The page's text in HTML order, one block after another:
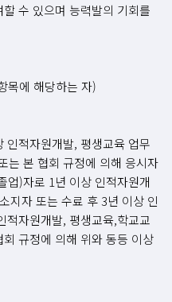
수 있으며 능력발의 기회를
목에 해당하는 자)
인적자원개발, 평생교육 업무
는 본 협회 규정에 의해 응시자
업)자로 1년 이상 인적자원개
지자 또는 수료 후 3년 이상 인
적자원개발, 평생교육,학교교
규정에 의해 위와 동등 이상